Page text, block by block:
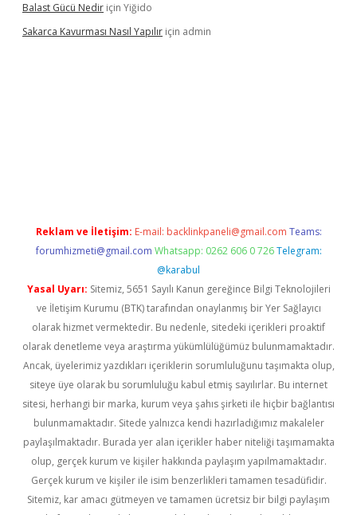
Balast Gücü Nedir için Yiğido
Sakarca Kavurması Nasıl Yapılır için admin
Reklam ve İletişim: E-mail: backlinkpaneli@gmail.com Teams:
forumhizmeti@gmail.com Whatsapp: 0262 606 0 726 Telegram:
@karabul
Yasal Uyarı: Sitemiz, 5651 Sayılı Kanun gereğince Bilgi Teknolojileri
ve İletişim Kurumu (BTK) tarafından onaylanmış bir Yer Sağlayıcı
olarak hizmet vermektedir. Bu nedenle, sitedeki içerikleri proaktif
olarak denetleme veya araştırma yükümlülüğümüz bulunmamaktadır.
Ancak, üyelerimiz yazdıkları içeriklerin sorumluluğunu taşımakta olup,
siteye üye olarak bu sorumluluğu kabul etmiş sayılırlar. Bu internet
sitesi, herhangi bir marka, kurum veya şahıs şirketi ile hiçbir bağlantısı
bulunmamaktadır. Sitede yalnızca kendi hazırladığımız makaleler
paylaşılmaktadır. Burada yer alan içerikler haber niteliği taşımamakta
olup, gerçek kurum ve kişiler hakkında paylaşım yapılmamaktadır.
Gerçek kurum ve kişiler ile isim benzerlikleri tamamen tesadüfidir.
Sitemiz, kar amacı gütmeyen ve tamamen ücretsiz bir bilgi paylaşım